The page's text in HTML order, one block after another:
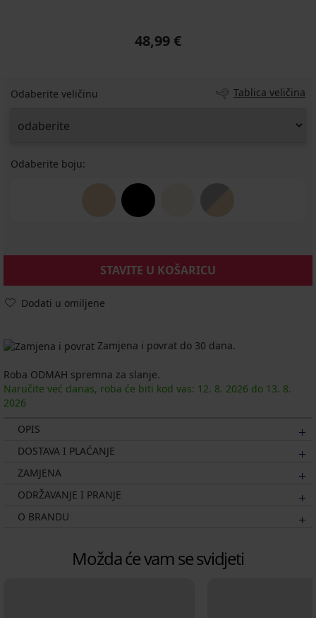
48,99 €
Odaberite veličinu Tablica veličina
Odaberite boju:
STAVITE U KOŠARICU
Dodati u omiljene
Zamjena i povrat do 30 dana.
Roba ODMAH spremna za slanje.
Naručite već danas, roba će biti kod vas: 12. 8. 2026 do 13. 8.
2026
OPIS
DOSTAVA I PLAĆANJE
ZAMJENA
ODRŽAVANJE I PRANJE
O BRANDU
Možda će vam se svidjeti